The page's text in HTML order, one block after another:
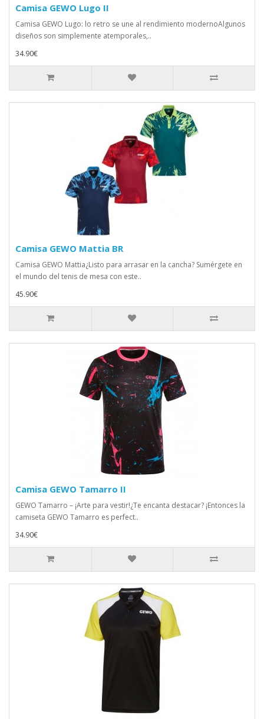
Camisa GEWO Lugo II
Camisa GEWO Lugo: lo retro se une al rendimiento modernoAlgunos
diseños son simplemente atemporales,..
34.90€
Camisa GEWO Mattia BR
Camisa GEWO Mattia¿Listo para arrasar en la cancha? Sumérgete en
el mundo del tenis de mesa con este..
45.90€
Camisa GEWO Tamarro II
GEWO Tamarro – ¡Arte para vestir!¿Te encanta destacar? ¡Entonces la
camiseta GEWO Tamarro es perfect..
34.90€